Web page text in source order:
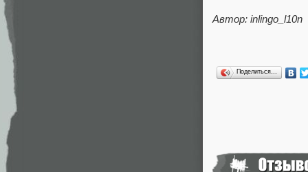
Автор: inlingo_l10n
Поделиться…